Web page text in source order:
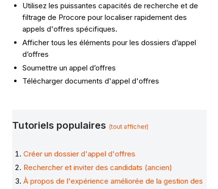
Utilisez les puissantes capacités de recherche et de
filtrage de Procore pour localiser rapidement des
appels d'offres spécifiques.
Afficher tous les éléments pour les dossiers d’appel
d’offres
Soumettre un appel d’offres
Télécharger documents d'appel d'offres
Tutoriels populaires (tout afficher)
Créer un dossier d'appel d'offres
Rechercher et inviter des candidats (ancien)
À propos de l'expérience améliorée de la gestion des